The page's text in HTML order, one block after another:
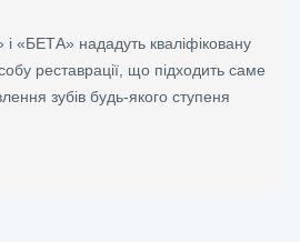
і «БЕТА» нададуть кваліфіковану
реставрації, що підходить саме
зубів будь-якого ступеня